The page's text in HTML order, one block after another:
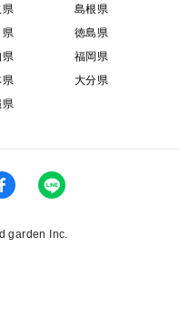
県
島根県
県
徳島県
福岡県
大分県
garden Inc.